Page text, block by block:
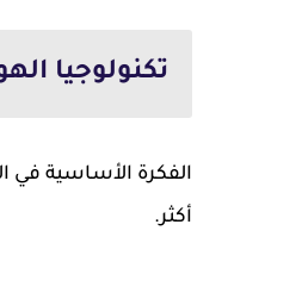
تكنولوجيا
الفكرة الأساسية في
أكثر.